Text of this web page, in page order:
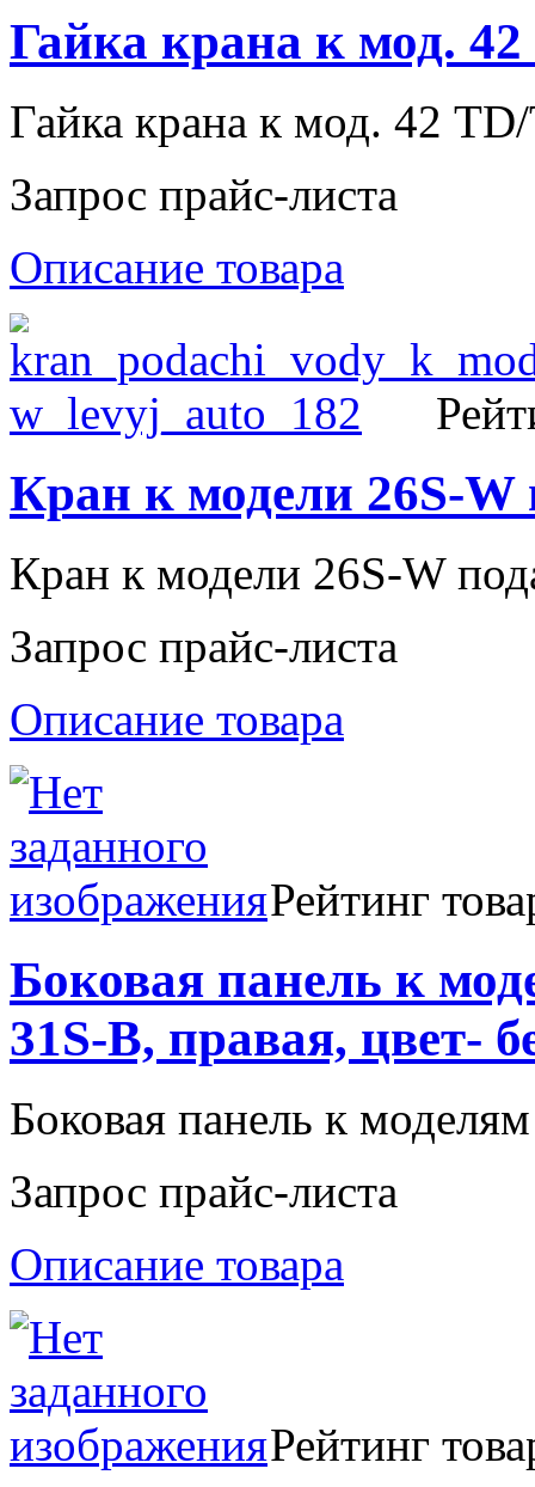
Гайка крана к мод.
Гайка крана к мод. 42
Запрос прайс-листа
Описание товара
Кран к модели 26S-
Кран к модели 26S-W
Запрос прайс-листа
Описание товара
Рейтинг
Боковая панель к
31S-B, правая, цвет-
Боковая панель к
Запрос прайс-листа
Описание товара
Рейтинг